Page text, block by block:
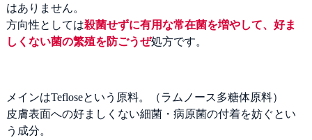
はありません。
方向性としては殺菌せずに有用な常在菌を増やして、好ま
しくない菌の繁殖を防ごうぜ処方です。
メインはTefloseという原料。（ラムノース多糖体原料）
皮膚表面への好ましくない細菌・病原菌の付着を妨ぐとい
う成分。